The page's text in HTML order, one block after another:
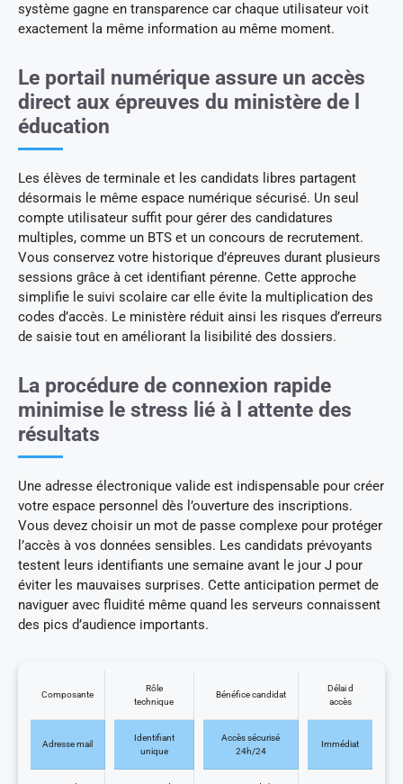
système gagne en transparence car chaque utilisateur voit
exactement la même information au même moment.
Le portail numérique assure un accès
direct aux épreuves du ministère de l
éducation
Les élèves de terminale et les candidats libres partagent
désormais le même espace numérique sécurisé. Un seul
compte utilisateur suffit pour gérer des candidatures
multiples, comme un BTS et un concours de recrutement.
Vous conservez votre historique d’épreuves durant plusieurs
sessions grâce à cet identifiant pérenne. Cette approche
simplifie le suivi scolaire car elle évite la multiplication des
codes d’accès. Le ministère réduit ainsi les risques d’erreurs
de saisie tout en améliorant la lisibilité des dossiers.
La procédure de connexion rapide
minimise le stress lié à l attente des
résultats
Une adresse électronique valide est indispensable pour créer
votre espace personnel dès l’ouverture des inscriptions.
Vous devez choisir un mot de passe complexe pour protéger
l’accès à vos données sensibles. Les candidats prévoyants
testent leurs identifiants une semaine avant le jour J pour
éviter les mauvaises surprises. Cette anticipation permet de
naviguer avec fluidité même quand les serveurs connaissent
des pics d’audience importants.
Composante
Rôle
technique
Bénéfice candidat
Délai d
accès
Adresse mail
Identifiant
unique
Accès sécurisé
24h/24
Immédiat